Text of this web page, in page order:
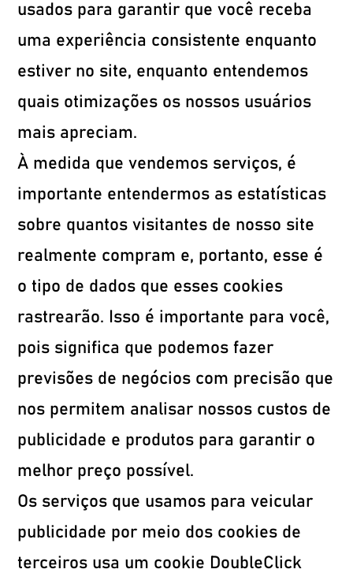
usados ​​para garantir que você receba
uma experiência consistente enquanto
estiver no site, enquanto entendemos
quais otimizações os nossos usuários
mais apreciam.
À medida que vendemos serviços, é
importante entendermos as estatísticas
sobre quantos visitantes de nosso site
realmente compram e, portanto, esse é
o tipo de dados que esses cookies
rastrearão. Isso é importante para você,
pois significa que podemos fazer
previsões de negócios com precisão que
nos permitem analisar nossos custos de
publicidade e produtos para garantir o
melhor preço possível.
Os serviços que usamos para veicular
publicidade por meio dos cookies de
terceiros usa um cookie DoubleClick